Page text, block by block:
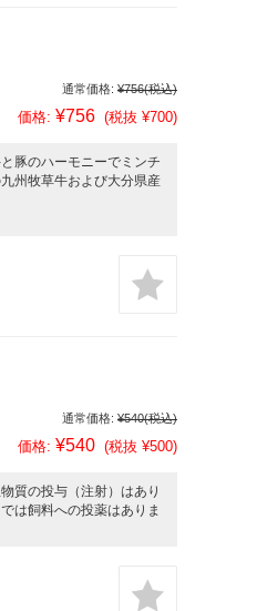
通常価格: ¥756(税込)
価格: ¥756 (税抜 ¥700)
豚のハーモニーでミンチ
州牧草牛および大分県産
通常価格: ¥540(税込)
価格: ¥540 (税抜 ¥500)
質の投与（注射）はあり
は飼料への投薬はありま